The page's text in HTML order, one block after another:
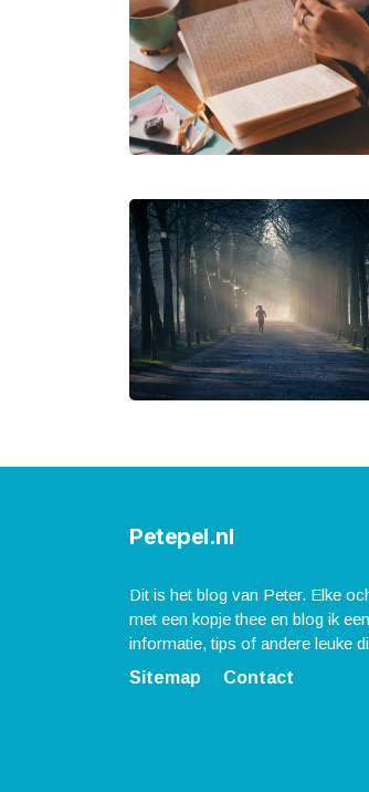
Petepel.nl
Dit is het blog van Peter. Elke
met een kopje thee en blog ik
informatie, tips of andere leuke
Sitemap
Contact